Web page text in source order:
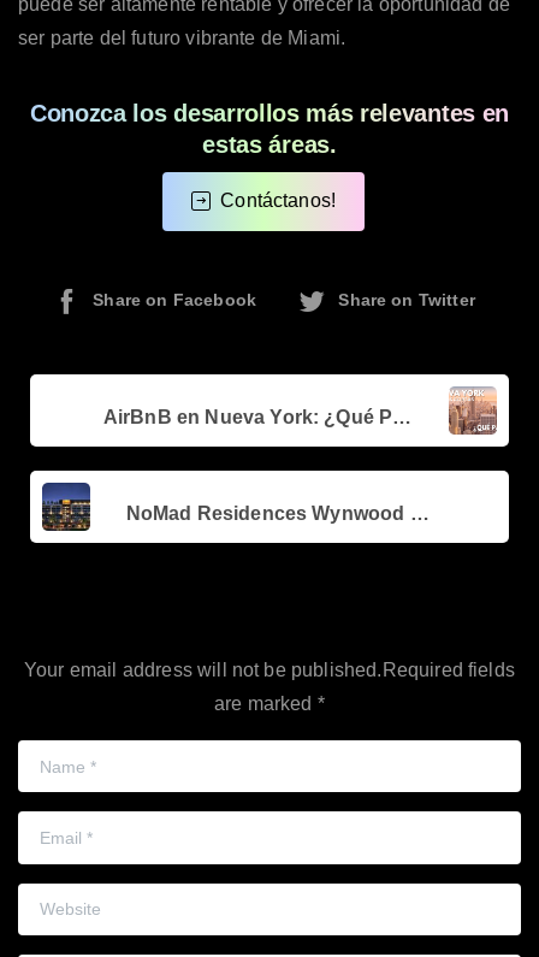
puede ser altamente rentable y ofrecer la oportunidad de
ser parte del futuro vibrante de Miami.
Conozca los desarrollos más relevantes en
estas áreas.
Contáctanos!
Share on Facebook Share on Twitter
Continue
Reading
AirBnB en Nueva York: ¿Qué Pasó?
NoMad Residences Wynwood – Actualización de Obra
Your email address will not be published.Required fields
are marked *
Email
Website